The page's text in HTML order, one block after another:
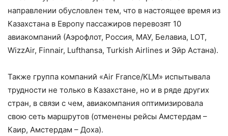
направлении обусловлен тем, что в настоящее время из
Казахстана в Европу пассажиров перевозят 10
авиакомпаний (Аэрофлот, Россия, МАУ, Белавиа, LOT,
WizzAir, Finnair, Lufthansa, Turkish Airlines и Эйр Астана).
Также группа компаний «Air France/KLM» испытывала
трудности не только в Казахстане, но и в ряде других
стран, в связи с чем, авиакомпания оптимизировала
свою сеть маршрутов (отменены рейсы Амстердам –
Каир, Амстердам – Доха).